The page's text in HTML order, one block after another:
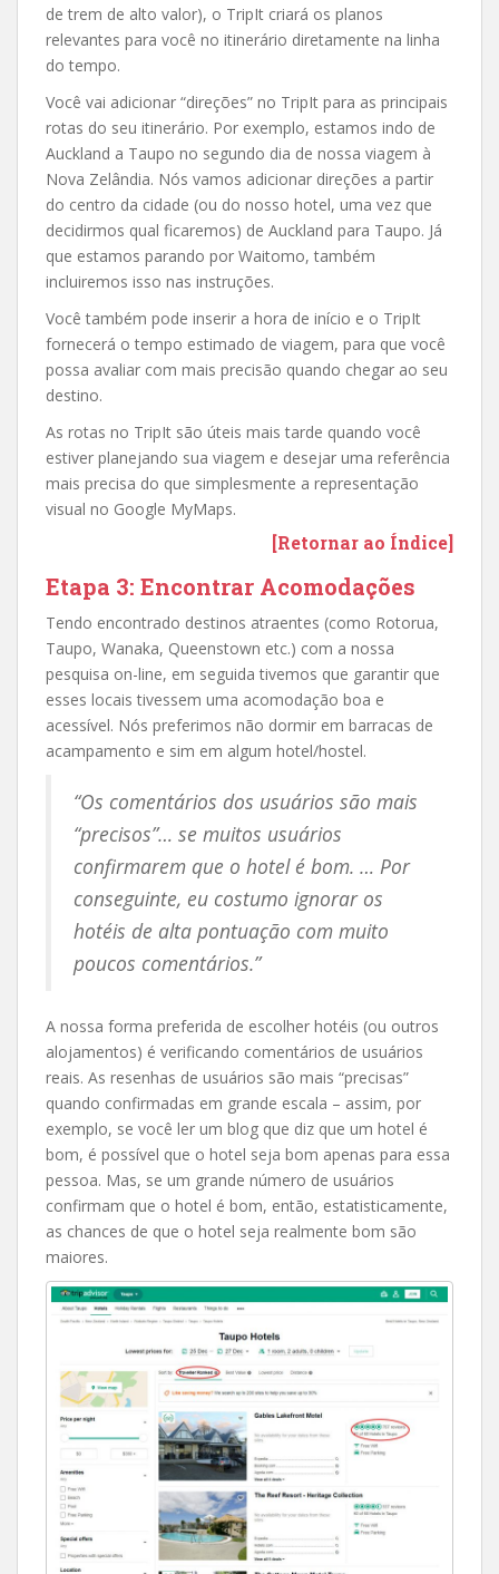
de trem de alto valor), o TripIt criará os planos
relevantes para você no itinerário diretamente na linha
do tempo.
Você vai adicionar “direções” no TripIt para as principais
rotas do seu itinerário. Por exemplo, estamos indo de
Auckland a Taupo no segundo dia de nossa viagem à
Nova Zelândia. Nós vamos adicionar direções a partir
do centro da cidade (ou do nosso hotel, uma vez que
decidirmos qual ficaremos) de Auckland para Taupo. Já
que estamos parando por Waitomo, também
incluiremos isso nas instruções.
Você também pode inserir a hora de início e o TripIt
fornecerá o tempo estimado de viagem, para que você
possa avaliar com mais precisão quando chegar ao seu
destino.
As rotas no TripIt são úteis mais tarde quando você
estiver planejando sua viagem e desejar uma referência
mais precisa do que simplesmente a representação
visual no Google MyMaps.
[Retornar ao Índice]
Etapa 3: Encontrar Acomodações
Tendo encontrado destinos atraentes (como Rotorua,
Taupo, Wanaka, Queenstown etc.) com a nossa
pesquisa on-line, em seguida tivemos que garantir que
esses locais tivessem uma acomodação boa e
acessível. Nós preferimos não dormir em barracas de
acampamento e sim em algum hotel/hostel.
“Os comentários dos usuários são mais
“precisos”… se muitos usuários
confirmarem que o hotel é bom. … Por
conseguinte, eu costumo ignorar os
hotéis de alta pontuação com muito
poucos comentários.”
A nossa forma preferida de escolher hotéis (ou outros
alojamentos) é verificando comentários de usuários
reais. As resenhas de usuários são mais “precisas”
quando confirmadas em grande escala – assim, por
exemplo, se você ler um blog que diz que um hotel é
bom, é possível que o hotel seja bom apenas para essa
pessoa. Mas, se um grande número de usuários
confirmam que o hotel é bom, então, estatisticamente,
as chances de que o hotel seja realmente bom são
maiores.